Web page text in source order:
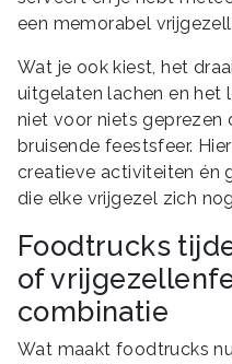
een memorabel
Wat je ook kiest, het
uitgelaten lachen en het
niet voor niets geprezen
bruisende feestsfeer.
creatieve activiteiten én
die elke vrijgezel zich
Foodtrucks
of
combinatie
Wat maakt foodtrucks